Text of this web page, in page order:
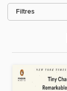
Filtres